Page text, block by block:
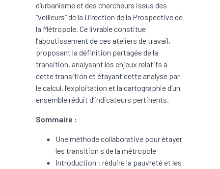
d’urbanisme et des chercheurs issus des
“veilleurs” de la Direction de la Prospective de
la Métropole. Ce livrable constitue
l’aboutissement de ces ateliers de travail,
proposant la définition partagée de la
transition, analysant les enjeux relatifs à
cette transition et étayant cette analyse par
le calcul, l’exploitation et la cartographie d’un
ensemble réduit d’indicateurs pertinents.
Sommaire :
Une méthode collaborative pour étayer
les transition s de la métropole
Introduction : réduire la pauvreté et les